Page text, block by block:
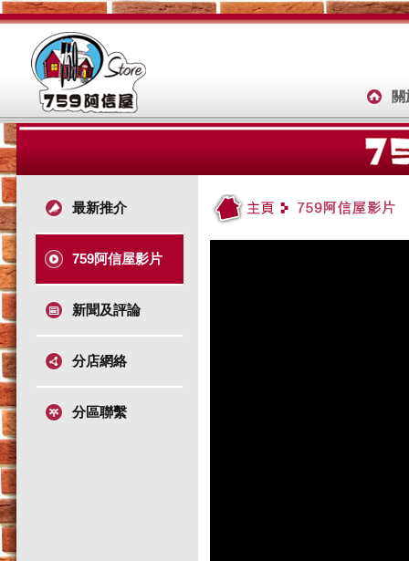
最新推介
759阿信屋影片
新聞及評論
分店網絡
分區聯繫